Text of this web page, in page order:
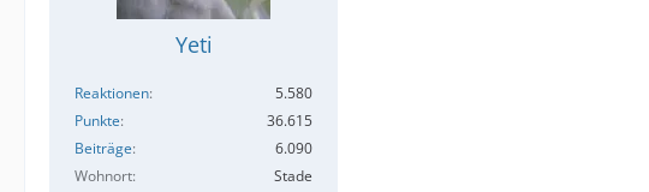
Yeti
Reaktionen
5.580
Punkte
36.615
Beiträge
6.090
Wohnort
Stade